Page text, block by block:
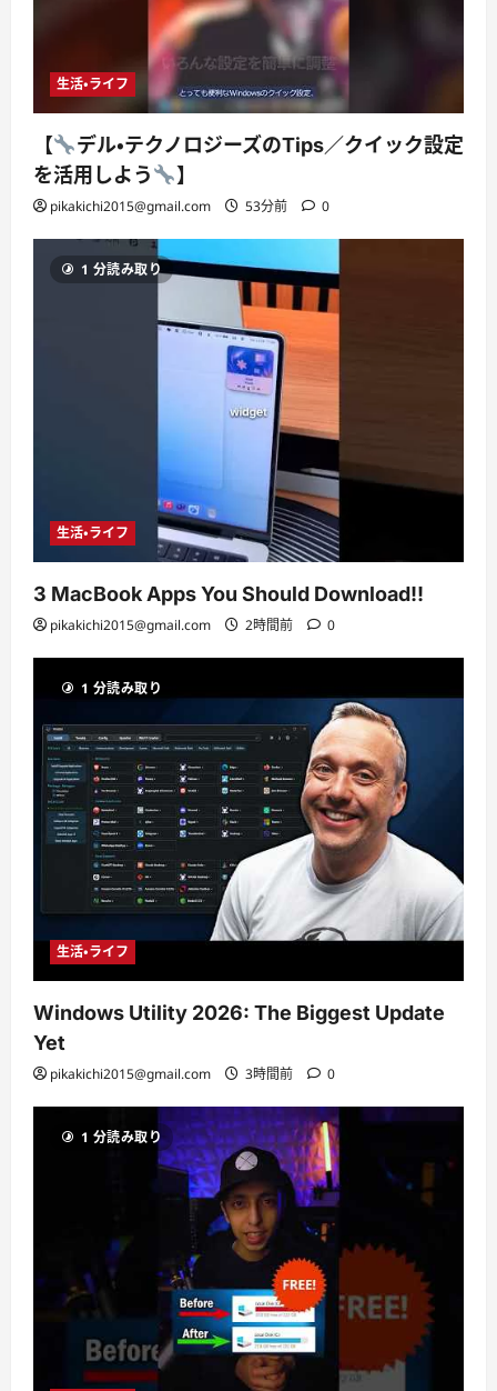
生活・ライフ
【
デル・テクノロジーズのTips／クイック設定
を活用しよう
】
pikakichi2015@gmail.com 53分前 0
1 分読み取り
生活・ライフ
3 MacBook Apps You Should Download!!
pikakichi2015@gmail.com 2時間前 0
1 分読み取り
生活・ライフ
Windows Utility 2026: The Biggest Update
Yet
pikakichi2015@gmail.com 3時間前 0
1 分読み取り